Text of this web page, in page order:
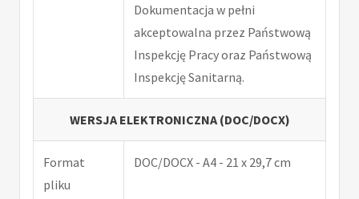
Dokumentacja w pełni
akceptowalna przez Państwową
Inspekcję Pracy oraz Państwową
Inspekcję Sanitarną.
WERSJA ELEKTRONICZNA (DOC/DOCX)
Format
pliku
DOC/DOCX - A4 - 21 x 29,7 cm